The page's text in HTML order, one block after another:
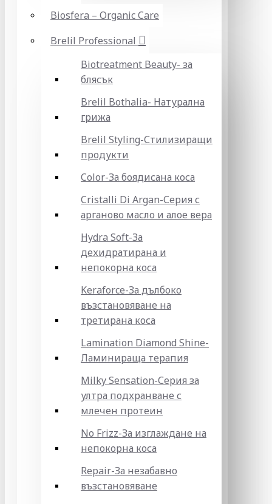
Biosfera – Organic Care
Brelil Professional
Biotreatment Beauty- за
блясък
Brelil Bothalia- Натурална
грижа
Brelil Styling-Стилизиращи
продукти
Color-За боядисана коса
Cristalli Di Argan-Серия с
арганово масло и алое вера
Hydra Soft-За
дехидратирана и
непокорна коса
Keraforce-За дълбоко
възстановяване на
третирана коса
Lamination Diamond Shine-
Ламинираща терапия
Milky Sensation-Серия за
ултра подхранване с
млечен протеин
No Frizz-За изглаждане на
непокорна коса
Repair-За незабавно
възстановяване